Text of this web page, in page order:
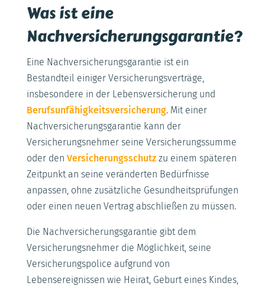
Was ist eine
Nachversicherungsgarantie?
Eine Nachversicherungsgarantie ist ein
Bestandteil einiger Versicherungsverträge,
insbesondere in der Lebensversicherung und
Berufsunfähigkeitsversicherung. Mit einer
Nachversicherungsgarantie kann der
Versicherungsnehmer seine Versicherungssumme
oder den Versicherungsschutzzu einem späteren
Zeitpunkt an seine veränderten Bedürfnisse
anpassen, ohne zusätzliche Gesundheitsprüfungen
oder einen neuen Vertrag abschließen zu müssen.
Die Nachversicherungsgarantie gibt dem
Versicherungsnehmer die Möglichkeit, seine
Versicherungspolice aufgrund von
Lebensereignissen wie Heirat, Geburt eines Kindes,